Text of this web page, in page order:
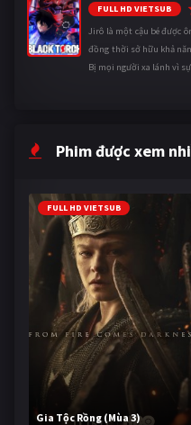
FULL HD VIETSUB
Jirô là một cậu bé được
đồng thời sở hữu khả
Bị mọi người xa lánh vì
Phim được xem
FULL HD VIETSUB
Gia Tộc Rồng (Mùa 3)